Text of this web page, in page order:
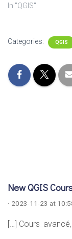
In "QGIS"
Categories: QGIS
New QGIS
· 2023-11-23 at
[…]